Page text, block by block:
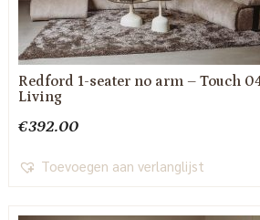
Redford 1-seater no arm – Touch
Living
€392.00
Toevoegen aan verlanglijst